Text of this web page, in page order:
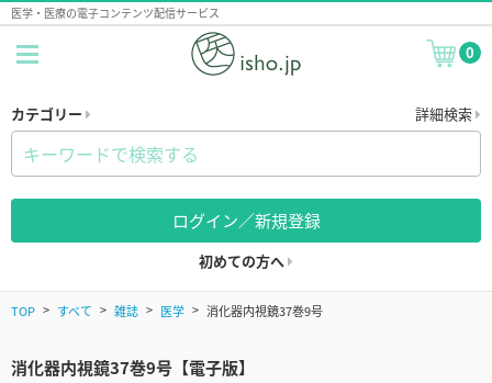
医学・医療の電子コンテンツ配信サービス
0
カテゴリー 詳細検索
ログイン／新規登録
初めての方へ
TOP すべて 雑誌 医学 消化器内視鏡37巻9号
消化器内視鏡37巻9号【電子版】